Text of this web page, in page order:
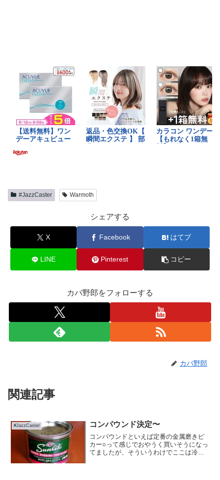
#JazzCaster Warmoth
シェアする
X Facebook はてブ
LINE Pinterest コピー
カバ野郎をフォローする
カバ野郎
関連記事
#JazzCaster コンパウンド決定〜
コンパウンドといえば定番の金属磨きピ
カー○って感じでおやうく買いそうになっ
てましたが、そういうわけでここは冷静